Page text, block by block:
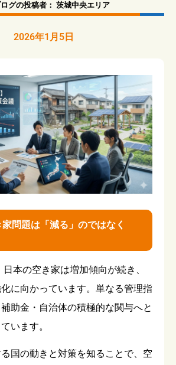
グの投稿者： 茨城中央エリア
2026年1月5日
問題は「減る」のではなく
本の空き家は増加傾向が続き、
に向かっています。単なる管理指
助金・自治体の積極的な関与へと
います。
国の動きと対策を知ることで、空